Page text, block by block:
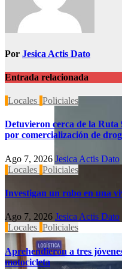
Por Jesica Actis Dato
Entrada relacionada
Locales Policiales
Detuvieron cerca de la Ruta
por comercialización de
Ago 7, 2026 Jesica Actis Dato
Locales Policiales
Investigan un robo en una
Ago 7, 2026 Jesica Actis Dato
Locales Policiales
Aprehendieron a tres
motocicleta